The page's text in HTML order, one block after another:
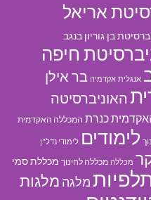
אריאל
בן גוריון בנגב
חיפה
אנגלית אקדמיה בר אילן
האוניברסיטה
כנרת המכללה האקדמית
לימודים לימודי נדל"ן
מכללה מכללה לחינוך מכללת סמי
מלגה מלגות